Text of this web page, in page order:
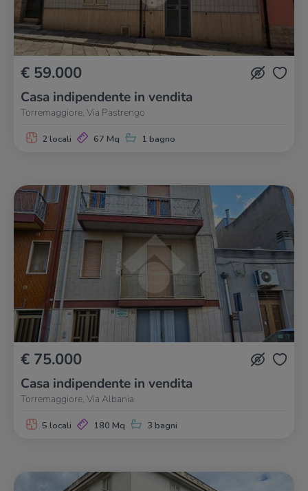
€ 59.000
Casa indipendente in vendita
Torremaggiore, Via Pastrengo
2 locali 67 Mq 1 bagno
€ 75.000
Casa indipendente in vendita
Torremaggiore, Via Albania
5 locali 180 Mq 3 bagni